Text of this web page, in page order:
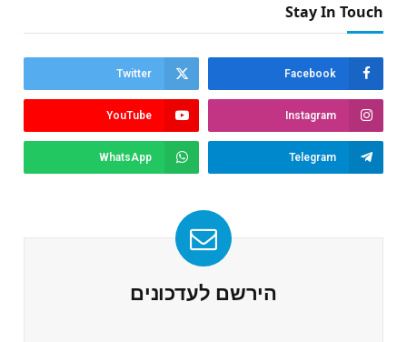
Stay In Touch
Facebook
Twitter
Instagram
YouTube
Telegram
WhatsApp
הירשם לעדכונים